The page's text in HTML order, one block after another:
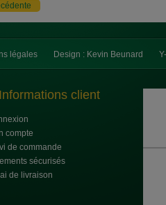
légales Design : Kevin Beunard
Informations client
compte
de commande
sécurisés
de livraison